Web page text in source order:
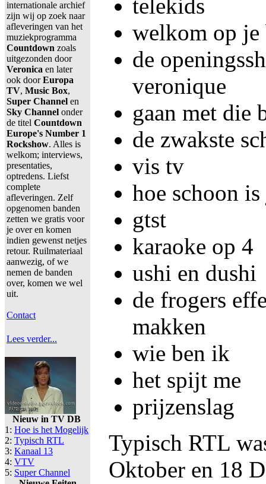
internationale archief
zijn wij op zoek naar
afleveringen van het
muziekprogramma
Countdown zoals
uitgezonden door
Veronica en later
ook doorEuropa
TV, Music Box,
Super Channel en
Sky Channel onder
de titel Countdown
Europe's Number 1
Rockshow. Alles is
welkom; interviews,
presentaties,
optredens. Liefst
complete
afleveringen. Zelf
opgenomen banden
zetten we gratis voor
je over en komen
indien gewenst netjes
retour. Ruilmateriaal
aanwezig, of we
nemen de banden
over, komen we wel
uit.
Contact
Lees verder...
Nieuw in TV DB
1: Hoe is het Mogelijk
2: Typisch RTL
3: Kanaal 13
4: VTV
5: Super Channel
telekids
welkom op
de
veronique
gaan met die
de zwakste
vis tv
hoe schoon
gtst
karaoke op 4
ushi en dushi
de frogers
makken
wie ben ik
het spijt me
prijzenslag
Typisch RTL
Oktober en 18